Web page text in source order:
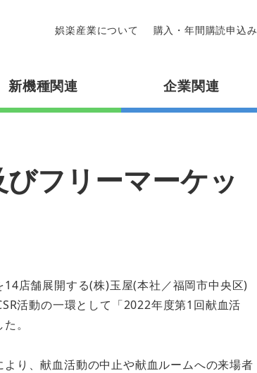
娯楽産業について 購入・年間購読申込み
新機種関連 企業関連
フリーマーケッ
店舗展開する(株)玉屋(本社／福岡市中央区)
活動の一環として「2022年度第1回献血活
。
り、献血活動の中止や献血ルームへの来場者